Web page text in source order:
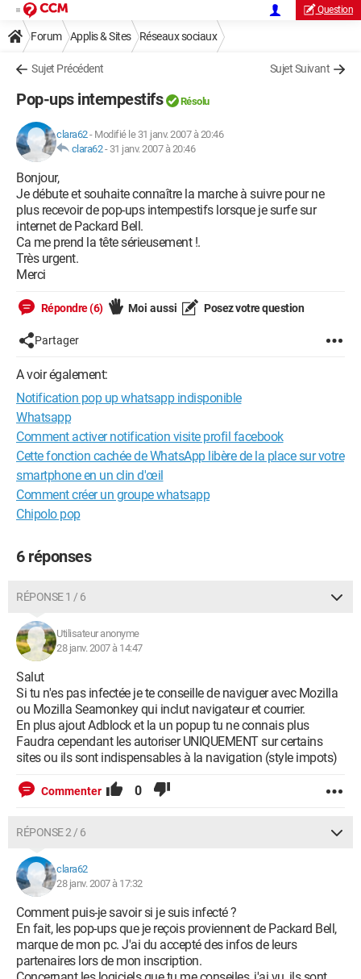
Question
Forum Applis & Sites Réseaux sociaux
Sujet Précédent Sujet Suivant
Pop-ups intempestifs Résolu
clara62- Modifié le 31 janv. 2007 à 20:46
clara62- 31 janv. 2007 à 20:46
Bonjour,
Je débute et souhaite connaître la marche à suivre pour ne
plus recevoir de pop-ups intempestifs lorsque je surfe sur
internet de Packard Bell.
Ca me prend la tête sérieusement !.
Très urgent.
Merci
Répondre (6) Moi aussi Posez votre question
Partager
A voir également:
Notification pop up whatsapp indisponible
Whatsapp
Comment activer notification visite profil facebook
Cette fonction cachée de WhatsApp libère de la place sur votre
smartphone en un clin d'œil
Comment créer un groupe whatsapp
Chipolo pop
6 réponses
RÉPONSE 1 / 6
Utilisateur anonyme
28 janv. 2007 à 14:47
Salut
Si tu n'es pas infectée je te conseille de naviguer avec Mozilla
ou Mozilla Seamonkey qui inclut navigateur et courrier.
En plus ajout Adblock et la un popup tu ne connais plus
Faudra cependant les autoriser UNIQUEMENT sur certains
sites ou ils sont indispensables à la navigation (style impots)
Commenter 0
RÉPONSE 2 / 6
clara62
28 janv. 2007 à 17:32
Comment puis-je savoir si je suis infecté ?
En fait, les pop-ups que je reçois proviennent de Packard Bell,
marque de mon pc. J'ai du accepté des infos de leurs
partenaires lors de mon inscription.